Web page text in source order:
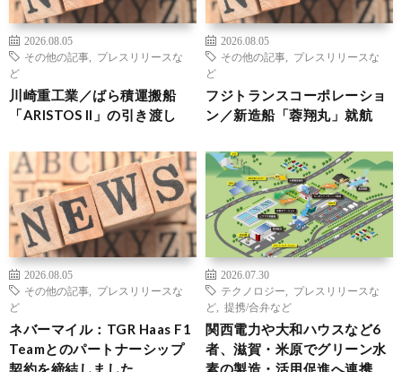
2026.08.05
その他の記事
プレスリリースな
ど
川崎重工業／ばら積運搬船
「ARISTOS II」の引き渡し
2026.08.05
その他の記事
プレスリリースな
ど
フジトランスコーポレーショ
ン／新造船「蓉翔丸」就航
2026.08.05
その他の記事
プレスリリースな
ど
ネバーマイル：TGR Haas F1
Teamとのパートナーシップ
契約を締結しました
2026.07.30
テクノロジー
プレスリリースな
ど
提携/合弁など
関西電力や大和ハウスなど6
者、滋賀・米原でグリーン水
素の製造・活用促進へ連携